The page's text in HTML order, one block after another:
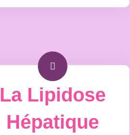
La Lipidose
Hépatique